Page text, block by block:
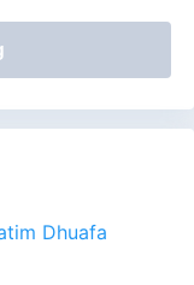
Dhuafa